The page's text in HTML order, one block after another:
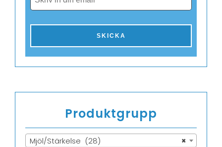
Produktgrupp
×
Mjöl/Stärkelse (28)